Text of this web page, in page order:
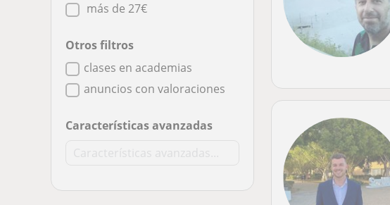
más de 27€
Otros filtros
clases en academias
anuncios con valoraciones
Características avanzadas